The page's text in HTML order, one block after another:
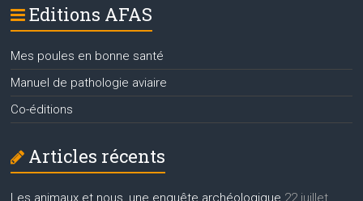
Editions AFAS
Mes poules en bonne santé
Manuel de pathologie aviaire
Co-éditions
Articles récents
Les animaux et nous, une enquête archéologique 22 juillet